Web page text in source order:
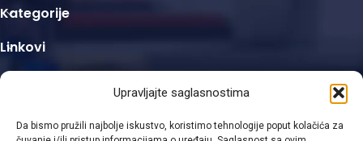
Upravljajte saglasnostima
Da bismo pružili najbolje iskustvo, koristimo tehnologije poput kolačića za
Kategorije
Linkovi
Kontakt informacije